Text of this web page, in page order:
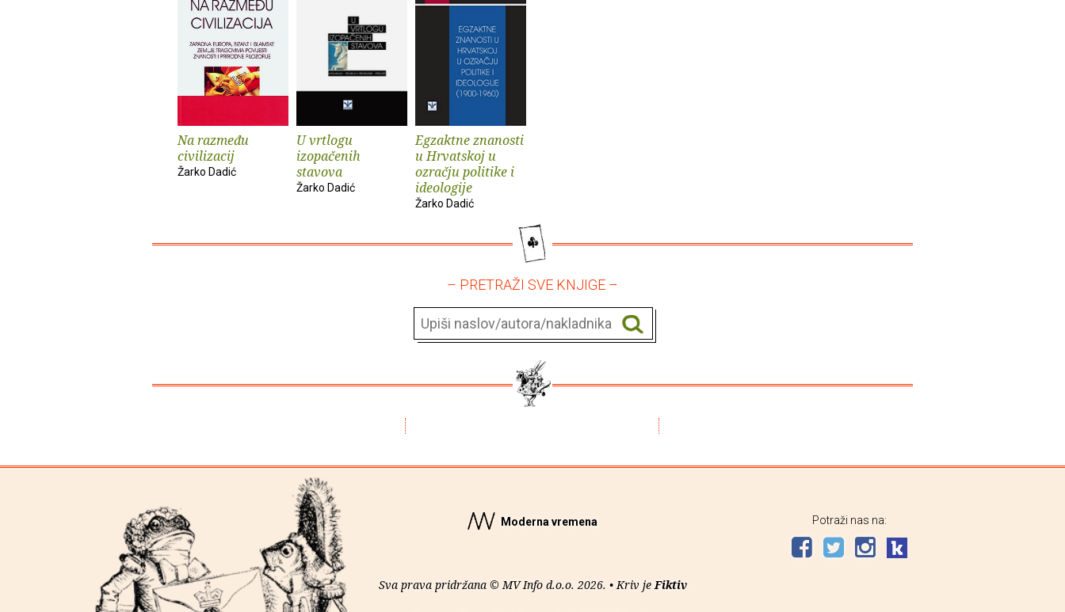
Na razmeđu
civilizacij
Žarko Dadić
U vrtlogu
izopačenih
stavova
Žarko Dadić
Egzaktne znanosti
u Hrvatskoj u
ozračju politike i
ideologije
Žarko Dadić
– PRETRAŽI SVE KNJIGE –
Moderna vremena
Sva prava pridržana © MV Info d.o.o. 2026. • Kriv je Fiktiv
Potraži nas na: